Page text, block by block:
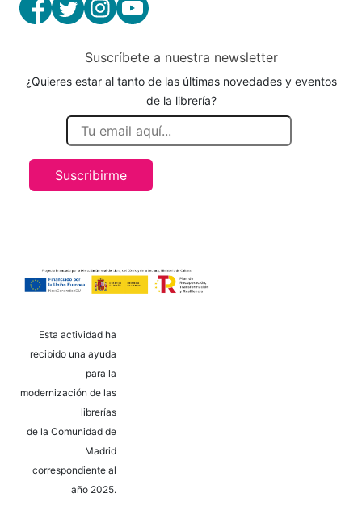
Suscríbete a nuestra newsletter
¿Quieres estar al tanto de las últimas novedades y eventos
de la librería?
Suscribirme
Esta actividad ha
recibido una ayuda
para la
modernización de las
librerías
de la Comunidad de
Madrid
correspondiente al
año 2025.